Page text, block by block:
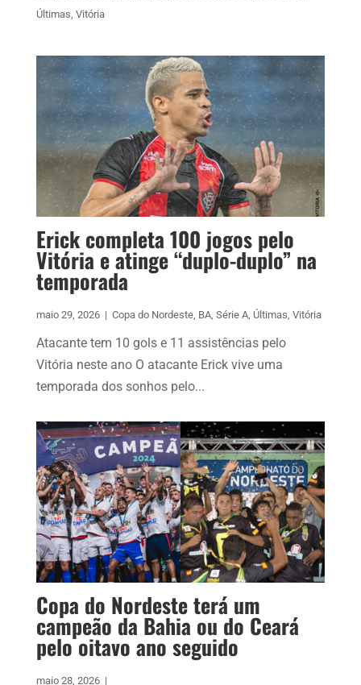
Últimas, Vitória
Erick completa 100 jogos pelo
Vitória e atinge “duplo-duplo” na
temporada
maio 29, 2026 | Copa do Nordeste, BA, Série A, Últimas, Vitória
Atacante tem 10 gols e 11 assistências pelo
Vitória neste ano O atacante Erick vive uma
temporada dos sonhos pelo...
Copa do Nordeste terá um
campeão da Bahia ou do Ceará
pelo oitavo ano seguido
maio 28, 2026 |